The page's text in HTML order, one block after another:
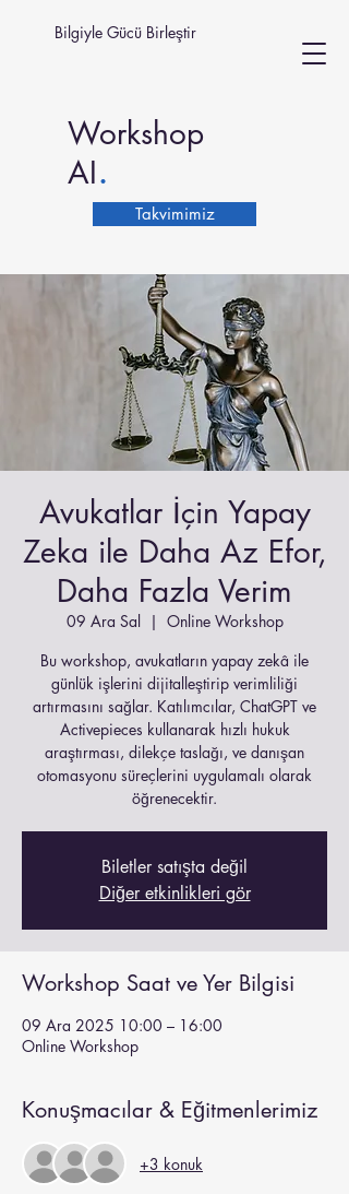
Bilgiyle Gücü Birleştir
Workshop
AI.
Takvimimiz
Avukatlar İçin Yapay
Zeka ile Daha Az Efor,
Daha Fazla Verim
09 Ara Sal
  |
Online Workshop
Bu workshop, avukatların yapay zekâ ile
günlük işlerini dijitalleştirip verimliliği
artırmasını sağlar. Katılımcılar, ChatGPT ve
Activepieces kullanarak hızlı hukuk
araştırması, dilekçe taslağı, ve danışan
otomasyonu süreçlerini uygulamalı olarak
öğrenecektir.
Biletler satışta değil
Diğer etkinlikleri gör
Workshop Saat ve Yer Bilgisi
09 Ara 2025 10:00 – 16:00
Online Workshop
Konuşmacılar & Eğitmenlerimiz
+3 konuk